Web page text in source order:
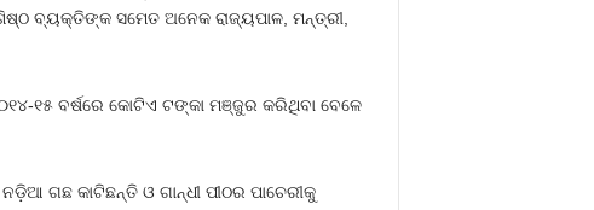
ବ୍ୟକ୍ତିଙ୍କ ସମେତ ଅନେକ ରାଜ୍ୟପାଳ, ମନ୍ତ୍ରୀ,
୧୫ ବର୍ଷରେ କୋଟିଏ ଟଙ୍କା ମଞ୍ଜୁର କରିଥିବା ବେଳେ
ଗଛ କାଟିଛନ୍ତି ଓ ଗାନ୍ଧୀ ପୀଠର ପାଚେରୀକୁ